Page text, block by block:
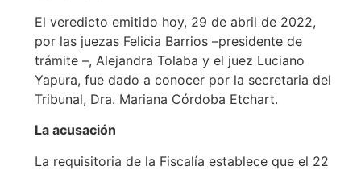
El veredicto emitido hoy, 29 de abril de 2022,
por las juezas Felicia Barrios –presidente de
trámite –, Alejandra Tolaba y el juez Luciano
Yapura, fue dado a conocer por la secretaria del
Tribunal, Dra. Mariana Córdoba Etchart.
La acusación
La requisitoria de la Fiscalía establece que el 22